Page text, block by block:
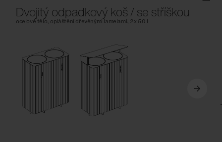
Dvojitý odpadkový koš / se stříškou
ocelové tělo, opláštění dřevěnými lamelami, 2x 50 l